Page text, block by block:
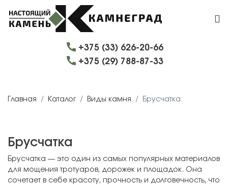
+375 (33) 626-20-66
+375 (29) 788-87-33
Главная Каталог Виды камня Брусчатка
Брусчатка
Брусчатка — это один из самых популярных материалов
для мощения тротуаров, дорожек и площадок. Она
сочетает в себе красоту, прочность и долговечность, что